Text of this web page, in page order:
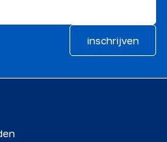
inschrijven